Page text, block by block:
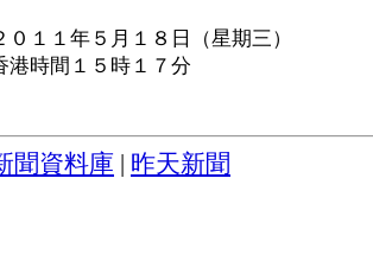
０１１年５月１８日（星期三）
港時間１５時１７分
聞資料庫 昨天新聞